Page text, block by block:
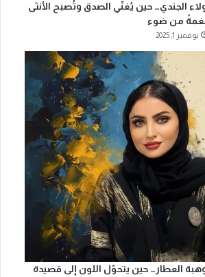
الجندي… حين يُغنّي الصدق وتُصبح الأنثى
من ضوء
نوفمبر 1, 2025
العطار… حين يتحوّل اللون إلى قصيدة